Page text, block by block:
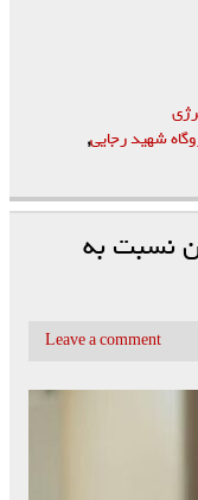
شهید رجایی,
نسبت به
Leave a comment